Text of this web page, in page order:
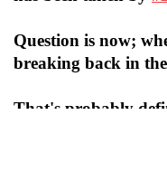
Question is now;
breaking back in
That's probably